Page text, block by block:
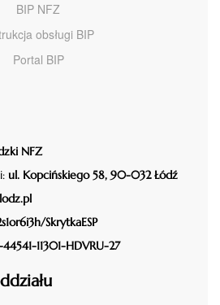
BIP NFZ
obsługi BIP
Portal BIP
NFZ
ul. Kopcińskiego 58, 90-032 Łódź
SkrytkaESP
44541-11301-HDVRU-27